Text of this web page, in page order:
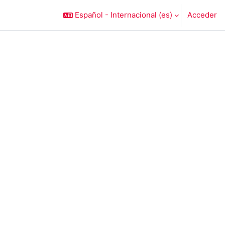
Español - Internacional ‎(es)‎ Acceder